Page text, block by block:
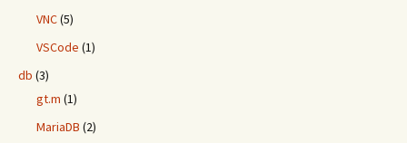
VNC(5)
VSCode (1)
db (3)
gt.m (1)
MariaDB (2)